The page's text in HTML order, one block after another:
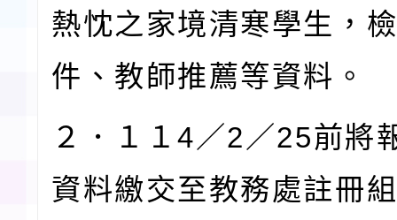
熱忱之家境清寒學生，
件、教師推薦等資料。
２．１１4／2／25前將
資料繳交至教務處註冊